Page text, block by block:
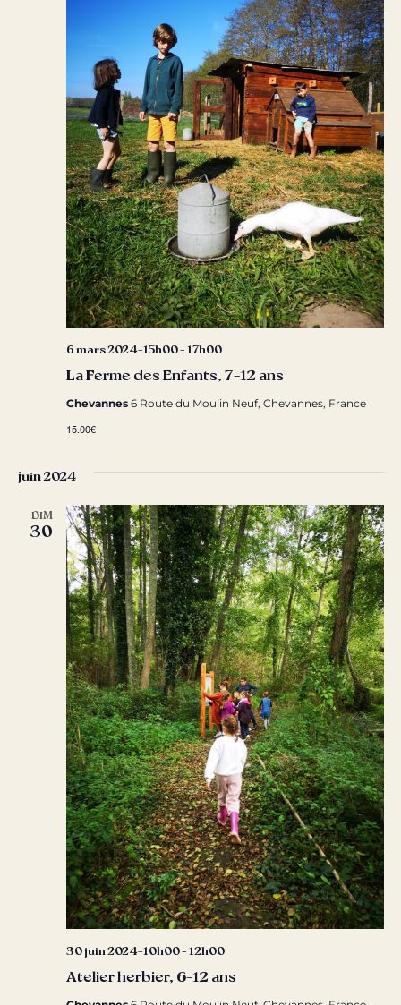
La Ferme des Enfants, 7-12 ans
6 mars 2024-15h00- 17h00
Chevannes 6 Route du Moulin Neuf, Chevannes, France
15.00€
juin 2024
DIM
30
Atelier herbier, 6-12 ans
30 juin 2024-10h00- 12h00